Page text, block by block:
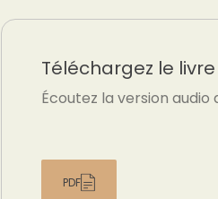
Téléchargez le
Écoutez la version
PDF